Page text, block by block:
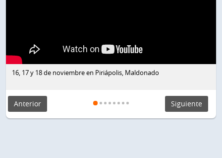
16, 17 y 18 de noviembre en Piriápolis, Maldonado
Anterior Siguiente